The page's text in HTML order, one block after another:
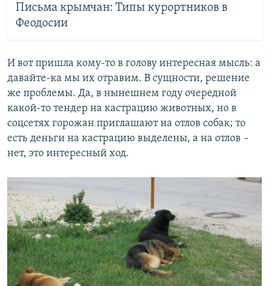
Письма крымчан: Типы курортников в
Феодосии
И вот пришла кому-то в голову интересная мысль: а
давайте-ка мы их отравим. В сущности, решение
же проблемы. Да, в нынешнем году очередной
какой-то тендер на кастрацию животных, но в
соцсетях горожан приглашают на отлов собак; то
есть деньги на кастрацию выделены, а на отлов –
нет, это интересный ход.